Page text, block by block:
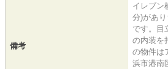
備考
イレブン
分)があ
です。目
の内装を
の物件は
浜市港南